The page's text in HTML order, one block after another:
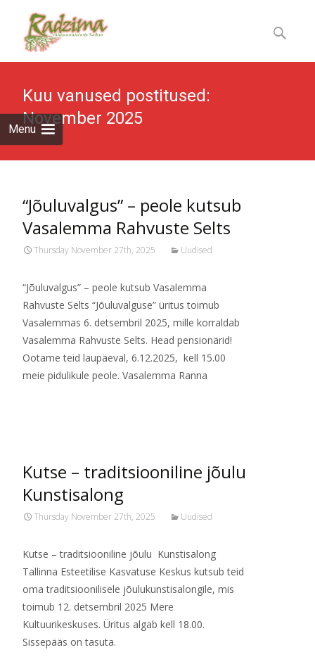
Menu
to
content
Otsi:
Kuu vanused postitused:
November 2025
“Jõuluvalgus” – peole kutsub
Vasalemma Rahvuste Selts
Thursday November 27th, 2025 Uudised
“Jõuluvalgus” – peole kutsub Vasalemma
Rahvuste Selts “Jõuluvalguse” üritus toimub
Vasalemmas 6. detsembril 2025, mille korraldab
Vasalemma Rahvuste Selts. Head pensionärid!
Ootame teid laupäeval, 6.12.2025, kell 15.00
meie pidulikule peole. Vasalemma Ranna
Kutse – traditsiooniline jõulu
Kunstisalong
Thursday November 27th, 2025 Uudised
Kutse – traditsiooniline jõulu Kunstisalong
Tallinna Esteetilise Kasvatuse Keskus kutsub teid
oma traditsioonilisele jõulukunstisalongile, mis
toimub 12. detsembril 2025 Mere
Kultuurikeskuses. Üritus algab kell 18.00.
Sissepääs on tasuta.